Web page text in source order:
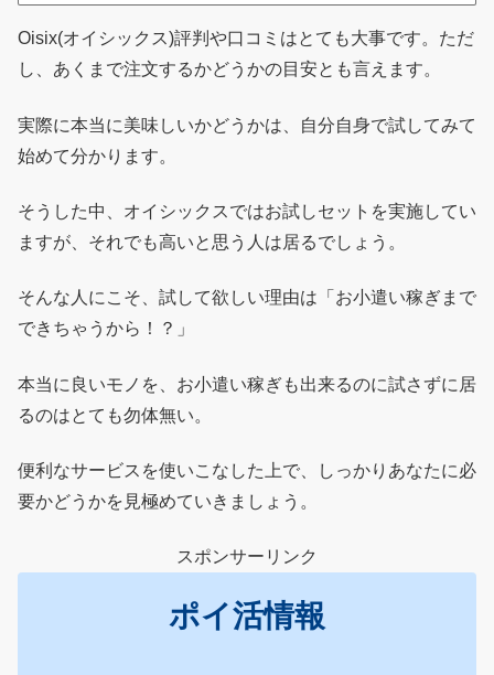
Oisix(オイシックス)評判や口コミはとても大事です。ただ
し、あくまで注文するかどうかの目安とも言えます。
実際に本当に美味しいかどうかは、自分自身で試してみて
始めて分かります。
そうした中、オイシックスではお試しセットを実施してい
ますが、それでも高いと思う人は居るでしょう。
そんな人にこそ、試して欲しい理由は「お小遣い稼ぎまで
できちゃうから！？」
本当に良いモノを、お小遣い稼ぎも出来るのに試さずに居
るのはとても勿体無い。
便利なサービスを使いこなした上で、しっかりあなたに必
要かどうかを見極めていきましょう。
スポンサーリンク
ポイ活情報